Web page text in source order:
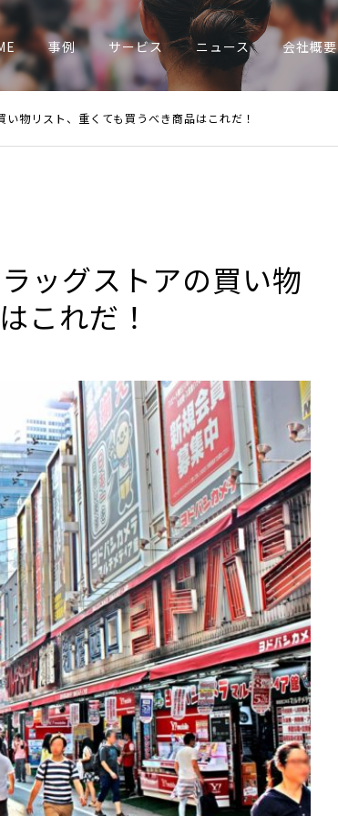
事例 サービス ニュース 会社概要
物リスト、重くても買うべき商品はこれだ！
ッグストアの買い物
これだ！